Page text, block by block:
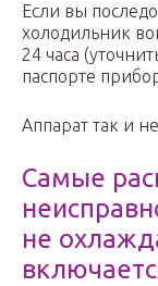
Если вы
холодильник
24 часа
паспорте
Аппарат так и
Самые
не